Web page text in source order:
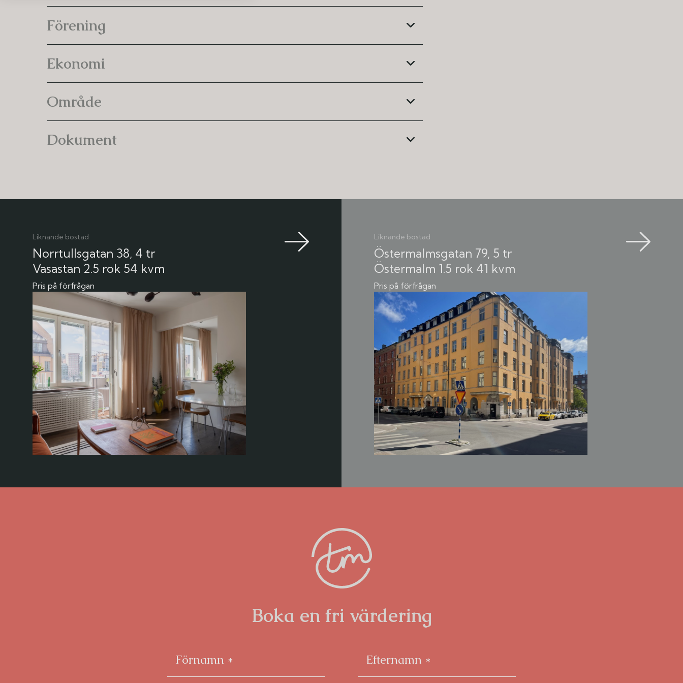
Förening
Ekonomi
Område
Dokument
Liknande bostad
Norrtullsgatan 38, 4 tr
Vasastan 2.5 rok 54 kvm
Pris på förfrågan
Liknande bostad
Östermalmsgatan 79, 5 tr
Östermalm 1.5 rok 41 kvm
Pris på förfrågan
Boka en fri värdering